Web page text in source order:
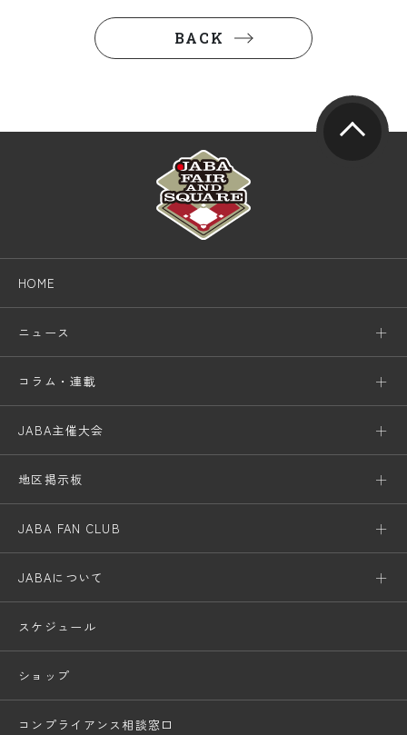
BACK
HOME
ニュース
コラム・連載
JABA主催大会
地区掲示板
JABA FAN CLUB
JABAについて
スケジュール
ショップ
コンプライアンス相談窓口